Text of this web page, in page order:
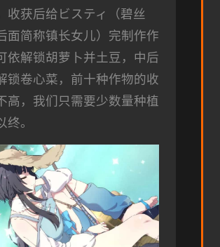
收获后给ビスティ（碧丝
面简称镇长女儿）完制作作
依解锁胡萝卜并土豆，中后
锁卷心菜，前十种作物的收
高，我们只需要少数量种植
终。